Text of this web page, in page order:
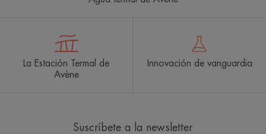
La Estación Termal de
Avène
Innovación de vanguardia
Suscríbete a la newsletter